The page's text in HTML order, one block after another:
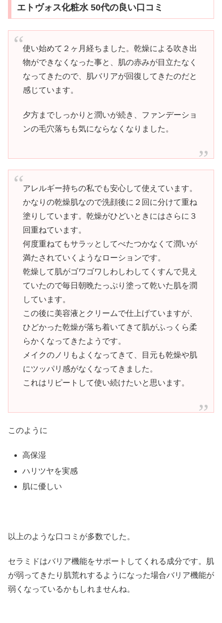
エトヴォス化粧水 50代の良い口コミ
使い始めて２ヶ月経ちました。乾燥による吹き出
物ができなくなった事と、肌の赤みが目立たなく
なってきたので、肌バリアが回復してきたのだと
感じています。
夕方までしっかりと潤いが続き、ファンデーショ
ンの毛穴落ちも気にならなくなりました。
アレルギー持ちの私でも安心して使えています。
かなりの乾燥肌なので洗顔後に２回に分けて重ね
塗りしています。乾燥がひどいときにはさらに３
回重ねています。
何度重ねてもサラッとしてべたつかなくて潤いが
満たされていくようなローションです。
乾燥して肌がゴワゴワしわしわしてくすんで見え
ていたので毎日朝晩たっぷり塗って乾いた肌を潤
しています。
この後に美容液とクリームで仕上げていますが、
ひどかった乾燥が落ち着いてきて肌がふっくら柔
らかくなってきたようです。
メイクのノリもよくなってきて、目元も乾燥や肌
にツッパリ感がなくなってきました。
これはリピートして使い続けたいと思います。
このように
高保湿
ハリツヤを実感
肌に優しい
以上のような口コミが多数でした。
セラミドはバリア機能をサポートしてくれる成分です。肌
が弱ってきたり肌荒れするようになった場合バリア機能が
弱くなっているかもしれませんね。